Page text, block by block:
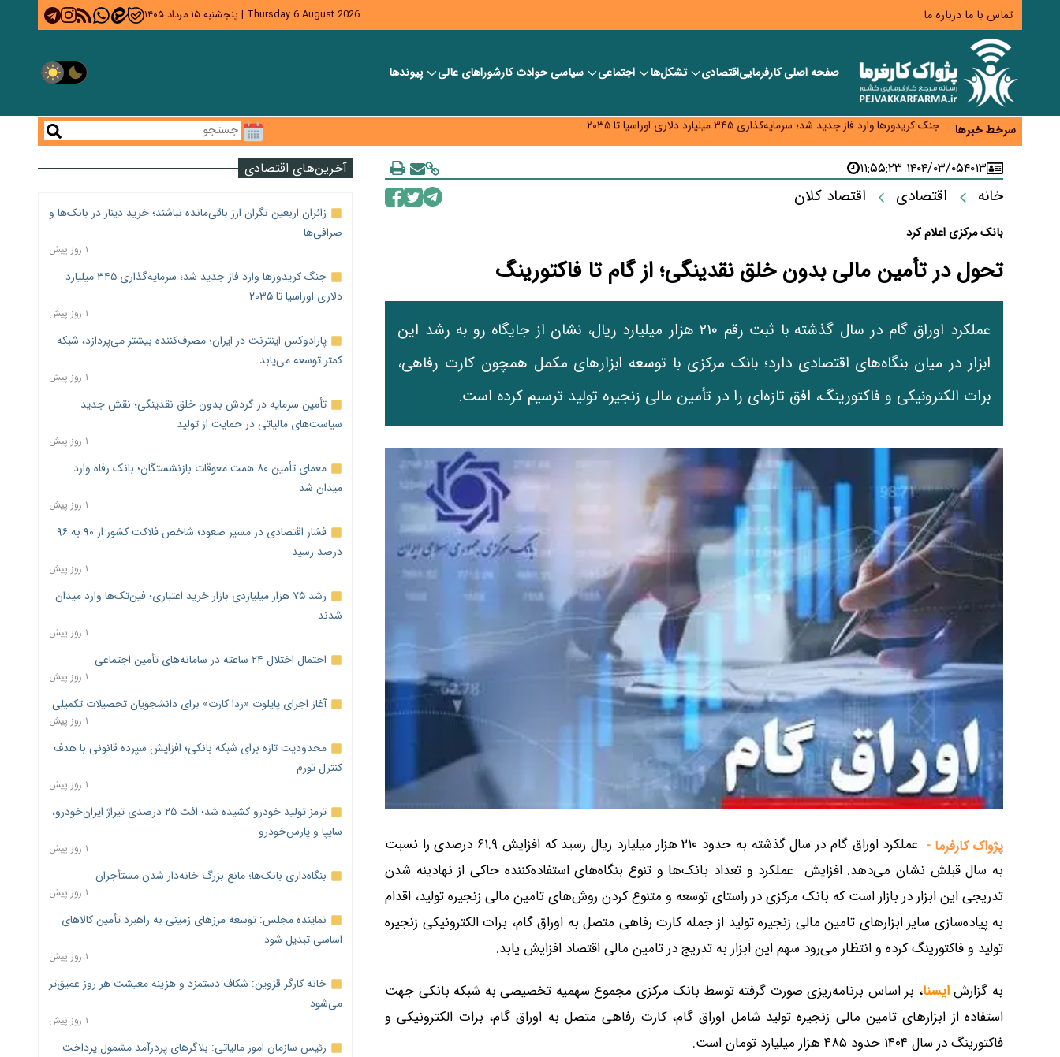
تماس با ما درباره ما Thursday 6 August 2026
| پنجشنبه ۱۵ مرداد ۱۴۰۵
صفحه اصلیکارفرماییاقتصادی تشکل‌ها اجتماعی سیاسیحوادث کارشورا‎های عالی پیوندها
سرخط خبرها
زائران اربعین نگران ارز باقی‌مانده نباشند؛ خرید دینار در بانک‌ها و صرافی‌ها
جنگ کریدورها وارد فاز جدید شد؛ سرمایه‌گذاری ۳۴۵ میلیارد دلاری اوراسیا تا ۲۰۳۵
پارادوکس اینترنت در ایران؛ مصرف‌کننده بیشتر می‌پردازد، شبکه کمتر توسعه می‌یابد
معمای تأمین ۸۰ همت معوقات بازنشستگان؛ بانک رفاه وارد میدان شد
۴۰۱۳۱۴۰۴/۰۳/۰۵ ۱۱:۵۵:۲۳
خانه اقتصادی اقتصاد کلان
بانک مرکزی اعلام کرد
‌تحول در تأمین مالی بدون خلق نقدینگی؛ از گام تا فاکتورینگ
‌عملکرد اوراق گام در سال گذشته با ثبت رقم ۲۱۰ هزار میلیارد ریال، نشان از جایگاه رو به رشد این
ابزار در میان بنگاه‌های اقتصادی دارد؛ بانک مرکزی با توسعه ابزارهای مکمل همچون کارت رفاهی،
برات الکترونیکی و فاکتورینگ، افق تازه‌ای را در تأمین مالی زنجیره تولید ترسیم کرده است.
پژواک کارفرما -
‌ عملکرد اوراق گام در سال گذشته به حدود ۲۱۰ هزار میلیارد ریال رسید که افزایش ۶۱.۹ درصدی را نسبت
به سال قبلش نشان می‌دهد. افزایش عملکرد و تعداد بانک‌ها و تنوع بنگاه‌های استفاده‌کننده حاکی از نهادینه شدن
تدریجی این ابزار در بازار است که بانک مرکزی در راستای توسعه و متنوع کردن روش‌­های تامین مالی زنجیره تولید، اقدام
به پیاده‌­سازی سایر ابزارهای تامین مالی زنجیره تولید از جمله کارت رفاهی متصل به اوراق گام، برات الکترونیکی زنجیره
تولید و فاکتورینگ کرده و انتظار می‌رود سهم این ابزار به تدریج در تامین مالی اقتصاد افزایش یابد.
به گزارشایسنا، بر اساس برنامه‌ریزی صورت گرفته توسط بانک مرکزی مجموع سهمیه تخصیصی به شبکه بانکی جهت
استفاده از ابزارهای تامین مالی زنجیره تولید شامل اوراق گام، کارت رفاهی متصل به اوراق گام،‌ برات الکترونیکی و
فاکتورینگ در سال ۱۴۰۴ حدود ۴۸۵ هزار میلیارد تومان است.
آخرین‌های اقتصادی
زائران اربعین نگران ارز باقی‌مانده نباشند؛ خرید دینار در بانک‌ها و
صرافی‌ها
۱ روز پیش
جنگ کریدورها وارد فاز جدید شد؛ سرمایه‌گذاری ۳۴۵ میلیارد
دلاری اوراسیا تا ۲۰۳۵
۱ روز پیش
پارادوکس اینترنت در ایران؛ مصرف‌کننده بیشتر می‌پردازد، شبکه
کمتر توسعه می‌یابد
۱ روز پیش
تأمین سرمایه در گردش بدون خلق نقدینگی؛ نقش جدید
سیاست‌های مالیاتی در حمایت از تولید
۱ روز پیش
معمای تأمین ۸۰ همت معوقات بازنشستگان؛ بانک رفاه وارد
میدان شد
۱ روز پیش
فشار اقتصادی در مسیر صعود؛ شاخص فلاکت کشور از ۹۰ به ۹۶
درصد رسید
۱ روز پیش
رشد ۷۵ هزار میلیاردی بازار خرید اعتباری؛ فین‌تک‌ها وارد میدان
شدند
۱ روز پیش
احتمال اختلال ۲۴ ساعته در سامانه‌های تأمین اجتماعی
۱ روز پیش
آغاز اجرای پایلوت «ردا کارت» برای دانشجویان تحصیلات تکمیلی
۱ روز پیش
محدودیت تازه برای شبکه بانکی؛ افزایش سپرده قانونی با هدف
کنترل تورم
۱ روز پیش
ترمز تولید خودرو کشیده شد؛ افت ۲۵ درصدی تیراژ ایران‌خودرو،
سایپا و پارس‌خودرو
۱ روز پیش
بنگاه‌داری بانک‌ها؛ مانع بزرگ خانه‌دار شدن مستأجران
۱ روز پیش
نماینده مجلس: توسعه مرزهای زمینی به راهبرد تأمین کالاهای
اساسی تبدیل شود
۱ روز پیش
خانه کارگر قزوین: شکاف دستمزد و هزینه معیشت هر روز عمیق‌تر
می‌شود
۱ روز پیش
رئیس سازمان امور مالیاتی: بلاگرهای پردرآمد مشمول پرداخت